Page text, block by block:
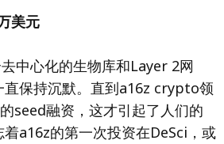
美元
中心化的生物库和Layer 2网
直保持沉默。直到a16z crypto领
seed融资，这才引起了人们的
a16z的第一次投资在DeSci，或